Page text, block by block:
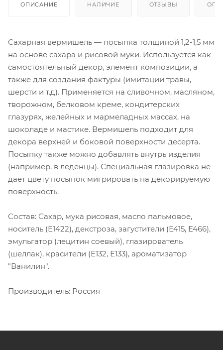
ОПИСАНИЕ НАЛИЧИЕ ОТЗЫВЫ
Сахарная вермишель — посыпка толщиной 1,2-1,5 мм
на основе сахара и рисовой муки. Используется как
самостоятельный декор, элемент композиции, а
также для создания фактуры (имитации травы,
шерсти и т.д). Применяется на сливочном, масляном,
творожном, белковом креме, кондитерских
глазурях, желейных и мармеладных массах, на
шоколаде и мастике. Вермишель подходит для
декора верхней и боковой поверхности десерта.
Посыпку также можно добавлять внутрь изделия
(например, в леденцы). Специальная глазировка не
дает цвету посыпок мигрировать на декорируемую
поверхность.
Состав: Сахар, мука рисовая, масло пальмовое,
носитель (Е1422), декстроза, загустители (Е415, Е466),
эмульгатор (лецитин соевый), глазирователь
(шеллак), красители (Е132, Е133), ароматизатор
"Ванилин".
Производитель: Россия